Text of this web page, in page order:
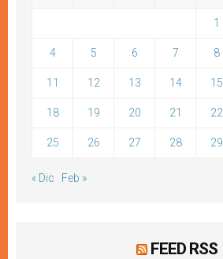
1
4 5 6 7 8
11 12 13 14 15
18 19 20 21 22
25 26 27 28 29
« Dic Feb »
FEED RSS